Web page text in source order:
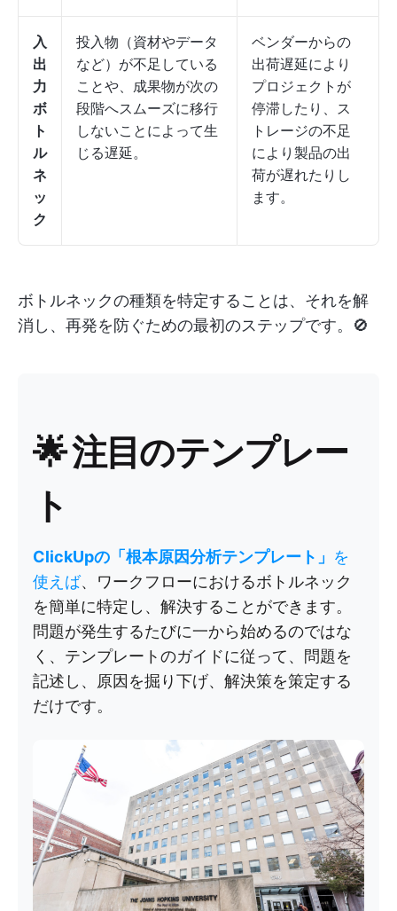
入
出
力
ボ
ト
ル
ネ
ッ
ク
投入物（資材やデータ
など）が不足している
ことや、成果物が次の
段階へスムーズに移行
しないことによって生
じる遅延。
ベンダーからの
出荷遅延により
プロジェクトが
停滞したり、ス
トレージの不足
により製品の出
荷が遅れたりし
ます。
ボトルネックの種類を特定することは、それを解
消し、再発を防ぐための最初のステップです。🚫
🌟 注目のテンプレー
ト
ClickUpの「根本原因分析テンプレート」 を
使えば、ワークフローにおけるボトルネック
を簡単に特定し、解決することができます。
問題が発生するたびに一から始めるのではな
く、テンプレートのガイドに従って、問題を
記述し、原因を掘り下げ、解決策を策定する
だけです。